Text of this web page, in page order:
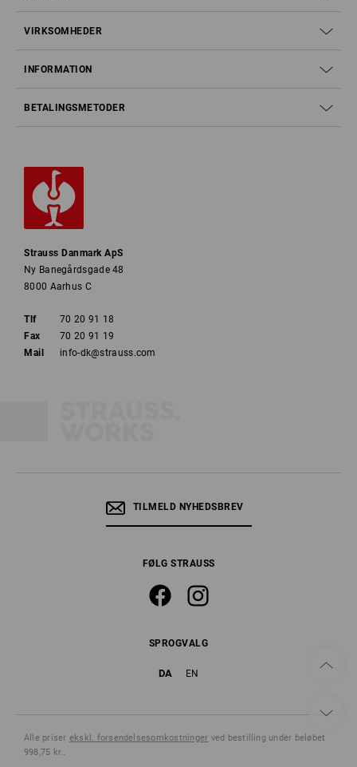
VIRKSOMHEDER
INFORMATION
BETALINGSMETODER
Strauss Danmark ApS
Ny Banegårdsgade 48
8000 Aarhus C
Tlf
70 20 91 18
Fax
70 20 91 19
Mail
info-dk@strauss.com
TILMELD NYHEDSBREV
FØLG STRAUSS
SPROGVALG
DA EN
Alle priser ekskl. forsendelsesomkostninger ved bestilling under beløbet
998,75 kr..